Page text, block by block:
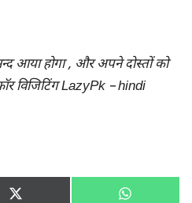
आया होगा , और अपने दोस्तों को
विजिटिंग LazyPk – hindi
SHARE
X SHARE
W